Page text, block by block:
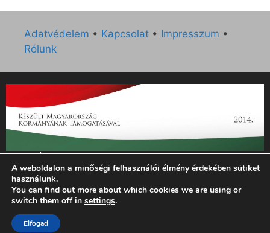
Adatvédelem • Kapcsolat • Impresszum •
Rólunk
„Az Új Ember katolikus hetilap 2014. évi működésének
támogatását az EGYH-KCP-14-P-0121 sz. támogatási
szerződés keretében 3 000 000 Ft összegben támogatta az
Emberi Erőforrások Minisztériuma.”
© 2026 Magyar Kurír - Új Ember
A weboldalon a minőségi felhasználói élmény érdekében sütiket
használunk.
You can find out more about which cookies we are using or
switch them off in settings.
Elfogad